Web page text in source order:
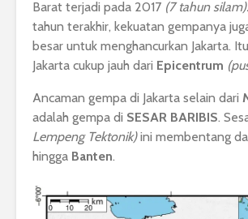
Barat terjadi pada 2017 (7 tahun silam).
tahun terakhir, kekuatan gempanya
besar untuk menghancurkan Jakarta.
Jakarta cukup jauh dari Epicentrum
Ancaman gempa di Jakarta selain dari
adalah gempa di SESAR BARIBIS.
Lempeng Tektonik)ini membentang
hingga Banten.